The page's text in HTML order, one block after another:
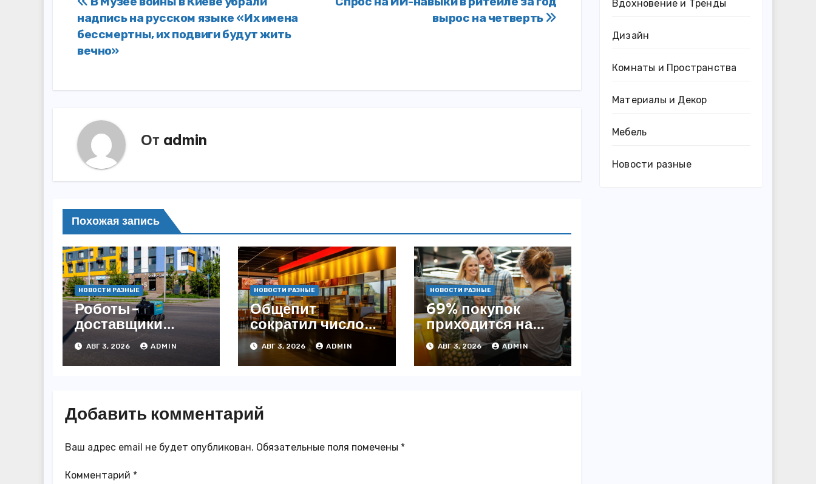
Навигация
по
записям
вырос на четверть
надпись на русском языке «Их имена
бессмертны, их подвиги будут жить
вечно»
От admin
Похожая запись
НОВОСТИ РАЗНЫЕ
Роботы-
доставщики
«Яндекса»
появились в
Казахстане
АВГ 3, 2026 ADMIN
НОВОСТИ РАЗНЫЕ
Общепит
сократил число
заведений на
3,4% с начала
года — INFOLine
АВГ 3, 2026 ADMIN
НОВОСТИ РАЗНЫЕ
69% покупок
приходится на
офлайн —
аналитика
АВГ 3, 2026 ADMIN
Добавить комментарий
Ваш адрес email не будет опубликован. Обязательные поля помечены *
Комментарий *
Вдохновение и Тренды
Дизайн
Комнаты и Пространства
Материалы и Декор
Мебель
Новости разные